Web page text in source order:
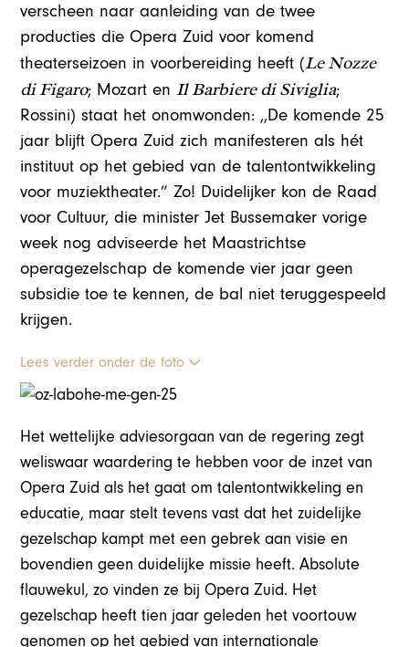
verscheen naar aanleiding van de twee
producties die Opera Zuid voor komend
theaterseizoen in voorbereiding heeft (Le Nozze
di Figaro; Mozart enIl Barbiere di Siviglia;
Rossini) staat het onomwonden: ,,De komende 25
jaar blijft Opera Zuid zich manifesteren als hét
instituut op het gebied van de talentontwikkeling
voor muziektheater.” Zo! Duidelijker kon de Raad
voor Cultuur, die minister Jet Bussemaker vorige
week nog adviseerde het Maastrichtse
operagezelschap de komende vier jaar geen
subsidie toe te kennen, de bal niet teruggespeeld
krijgen.
Lees verder onder de foto
Het wettelijke adviesorgaan van de regering zegt
weliswaar waardering te hebben voor de inzet van
Opera Zuid als het gaat om talentontwikkeling en
educatie, maar stelt tevens vast dat het zuidelijke
gezelschap kampt met een gebrek aan visie en
bovendien geen duidelijke missie heeft. Absolute
flauwekul, zo vinden ze bij Opera Zuid. Het
gezelschap heeft tien jaar geleden het voortouw
genomen op het gebied van internationale